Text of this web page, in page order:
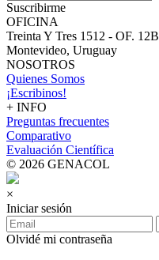
Suscribirme
OFICINA
Treinta Y Tres 1512 - OF. 12B
Montevideo, Uruguay
NOSOTROS
Quienes Somos
¡Escribinos!
+ INFO
Preguntas frecuentes
Comparativo
Evaluación Científica
© 2026 GENACOL
×
Iniciar sesión
Olvidé mi contraseña